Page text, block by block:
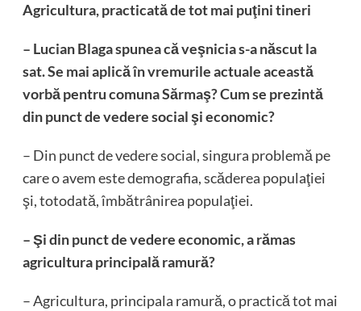
Agricultura, practicată de tot mai puţini tineri
– Lucian Blaga spunea că veşnicia s-a născut la
sat. Se mai aplică în vremurile actuale această
vorbă pentru comuna Sărmaş? Cum se prezintă
din punct de vedere social şi economic?
– Din punct de vedere social, singura problemă pe
care o avem este demografia, scăderea populaţiei
şi, totodată, îmbătrânirea populaţiei.
– Şi din punct de vedere economic, a rămas
agricultura principală ramură?
– Agricultura, principala ramură, o practică tot mai